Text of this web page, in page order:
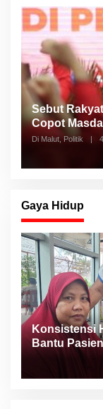
Sebut
Copot
Di Malut, Politik
Gaya Hidup
Konsistensi
Bantu
Maluku Utara